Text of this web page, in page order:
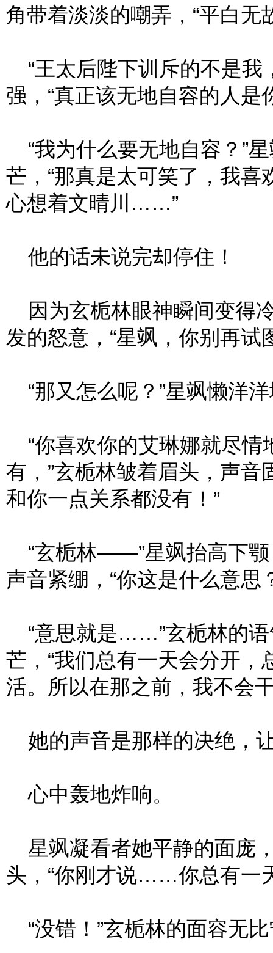
角带着淡淡的嘲弄，“平白无
“王太后陛下训斥的不是我
强，“真正该无地自容的人是
“我为什么要无地自容？”
芒，“那真是太可笑了，我
心想着文晴川……”
他的话未说完却停住！
因为玄栀林眼神瞬间变得
发的怒意，“星飒，你别再试
“那又怎么呢？”星飒懒洋
“你喜欢你的艾琳娜就尽情
有，”玄栀林皱着眉头，声音
和你一点关系都没有！”
“玄栀林——”星飒抬高下颚
声音紧绷，“你这是什么意思
“意思就是……”玄栀林的语
芒，“我们总有一天会分开
活。所以在那之前，我不会
她的声音是那样的决绝，
心中轰地炸响。
星飒凝看者她平静的面庞
头，“你刚才说……你总有一
“没错！”玄栀林的面容无